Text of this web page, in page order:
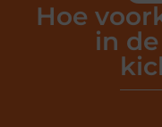
Hoe
in